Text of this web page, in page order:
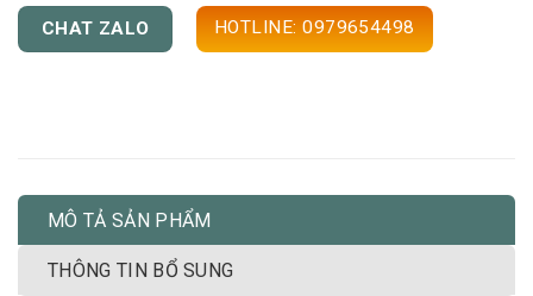
CHAT ZALO HOTLINE: 0979654498
MÔ TẢ SẢN PHẨM
THÔNG TIN BỔ SUNG